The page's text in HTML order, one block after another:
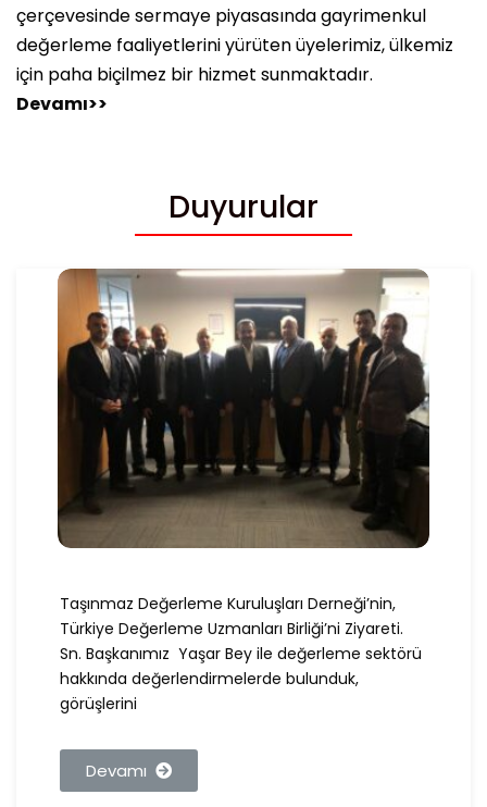
çerçevesinde sermaye piyasasında gayrimenkul
değerleme faaliyetlerini yürüten üyelerimiz, ülkemiz
için paha biçilmez bir hizmet sunmaktadır.
Devamı>>
Duyurular
Taşınmaz Değerleme Kuruluşları Derneği’nin,
Türkiye Değerleme Uzmanları Birliği’ni Ziyareti.
Sn. Başkanımız Yaşar Bey ile değerleme sektörü
hakkında değerlendirmelerde bulunduk,
görüşlerini
Devamı